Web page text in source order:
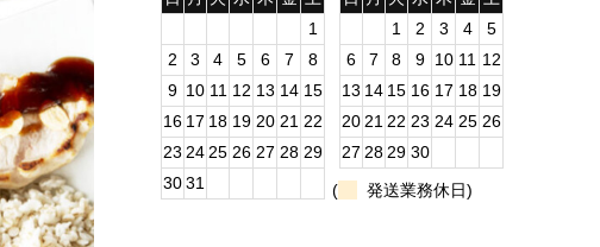
1
2
3 4 5 6 7
8
9 10 11 12 13 14 15
16 17 18 19 20 21 22
23 24 25 26 27 28 29
30 31
1
2 3 4
5
6
7 8 9 10 11 12
13 14 15 16 17 18 19
20 21 22 23 24 25 26
27 28 29 30
(
発送業務休日)